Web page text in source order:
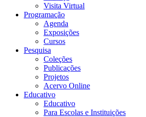
Visita Virtual
Programação
Agenda
Exposições
Cursos
Pesquisa
Coleções
Publicações
Projetos
Acervo Online
Educativo
Educativo
Para Escolas e Instituições